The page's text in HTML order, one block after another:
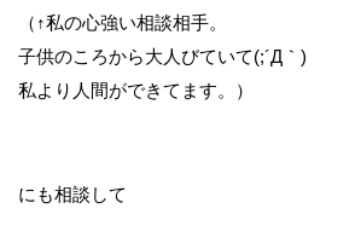
（↑私の心強い相談相手。
子供のころから大人びていて(;´Д｀)
私より人間ができてます。）
にも相談して